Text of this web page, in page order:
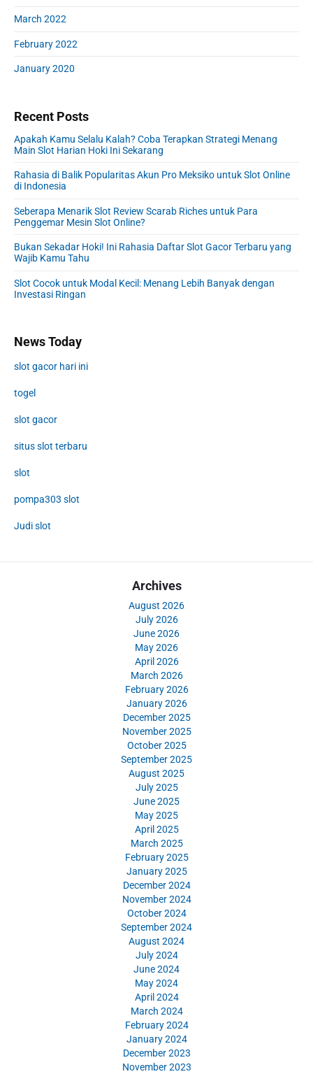
March 2022
February 2022
January 2020
Recent Posts
Apakah Kamu Selalu Kalah? Coba Terapkan Strategi Menang
Main Slot Harian Hoki Ini Sekarang
Rahasia di Balik Popularitas Akun Pro Meksiko untuk Slot Online
di Indonesia
Seberapa Menarik Slot Review Scarab Riches untuk Para
Penggemar Mesin Slot Online?
Bukan Sekadar Hoki! Ini Rahasia Daftar Slot Gacor Terbaru yang
Wajib Kamu Tahu
Slot Cocok untuk Modal Kecil: Menang Lebih Banyak dengan
Investasi Ringan
News Today
slot gacor hari ini
togel
slot gacor
situs slot terbaru
slot
pompa303 slot
Judi slot
Archives
August 2026
July 2026
June 2026
May 2026
April 2026
March 2026
February 2026
January 2026
December 2025
November 2025
October 2025
September 2025
August 2025
July 2025
June 2025
May 2025
April 2025
March 2025
February 2025
January 2025
December 2024
November 2024
October 2024
September 2024
August 2024
July 2024
June 2024
May 2024
April 2024
March 2024
February 2024
January 2024
December 2023
November 2023